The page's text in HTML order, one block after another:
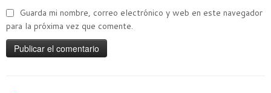
Guarda mi nombre, correo electrónico y web en este navegador
para la próxima vez que comente.